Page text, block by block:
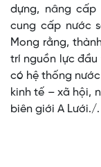
dựng, nâng
cung cấp nước
Mong rằng,
trí nguồn lực
có hệ thống
kinh tế – xã hội,
biên giới A Lưới./.